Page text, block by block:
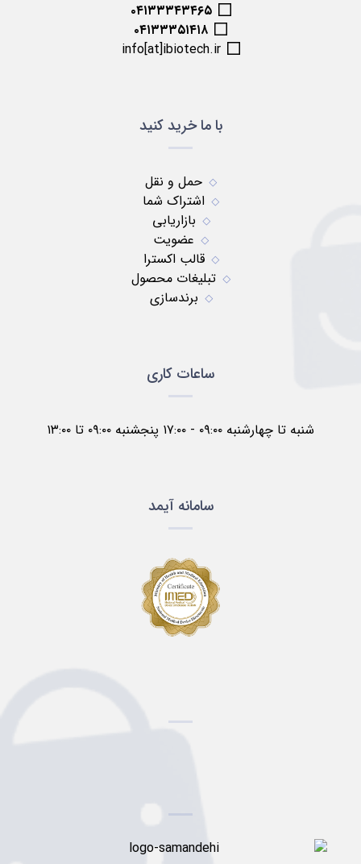
۰۴۱۳۳۳۴۳۴۶۵
۰۴۱۳۳۳۵۱۴۱۸
info[at]ibiotech.ir
با ما خرید کنید
حمل و نقل
اشتراک شما
بازاریابی
عضویت
قالب اکسترا
تبلیغات محصول
برندسازی
ساعات کاری
شنبه تا چهارشنبه ۰۹:۰۰ - ۱۷:۰۰ پنجشنبه ۰۹:۰۰ تا ۱۳:۰۰
سامانه آیمد